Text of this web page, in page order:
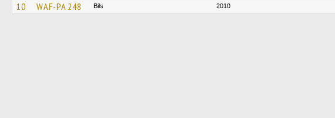
10 WAF-PA 248 Bils 2010